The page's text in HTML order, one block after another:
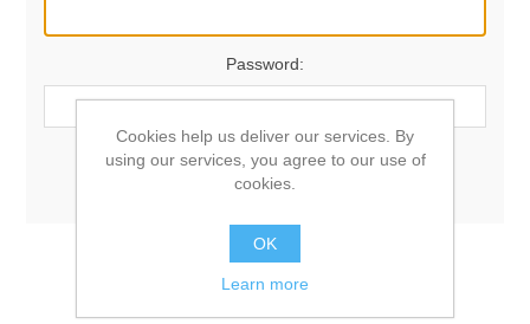
Password:
Remember me? Forgot password?
LOG IN
Cookies help us deliver our services. By
using our services, you agree to our use of
cookies.
OK
Learn more